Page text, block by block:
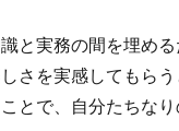
と実務の間を埋め
さを実感してもら
とで、自分たちな